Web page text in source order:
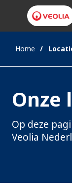
Home
Onze
Op deze
Veolia